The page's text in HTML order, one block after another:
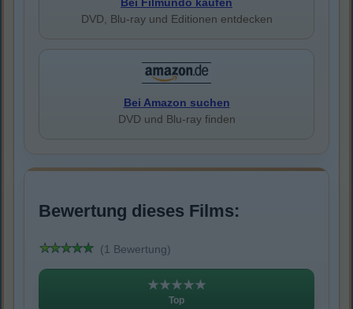
Bei Filmundo kaufen
DVD, Blu-ray und Editionen entdecken
Bei Amazon suchen
DVD und Blu-ray finden
Bewertung dieses Films:
(1 Bewertung)
★★★★★
Top